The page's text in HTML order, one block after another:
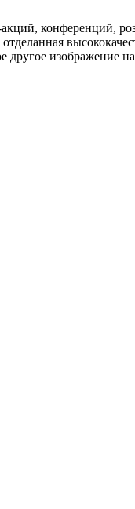
конференций,
другое изображение